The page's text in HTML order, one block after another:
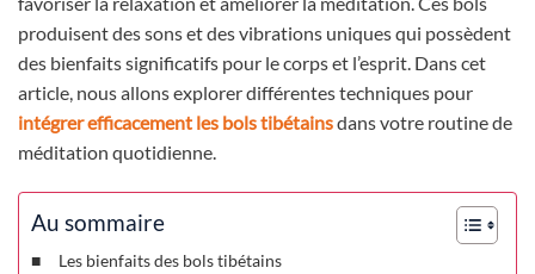
produisent des sons et des vibrations uniques qui possèdent
des bienfaits significatifs pour le corps et l’esprit. Dans cet
article, nous allons explorer différentes techniques pour
intégrer efficacement les bols tibétainsdans votre routine de
méditation quotidienne.
Au sommaire
Les bienfaits des bols tibétains